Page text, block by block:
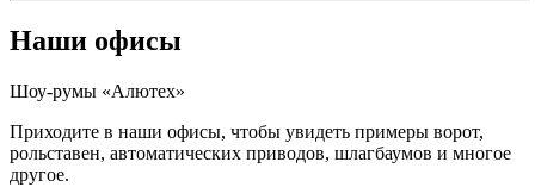
Наши офисы
Шоу-румы «Алютех»
Приходите в наши офисы, чтобы увидеть примеры ворот,
рольставен, автоматических приводов, шлагбаумов и многое
другое.